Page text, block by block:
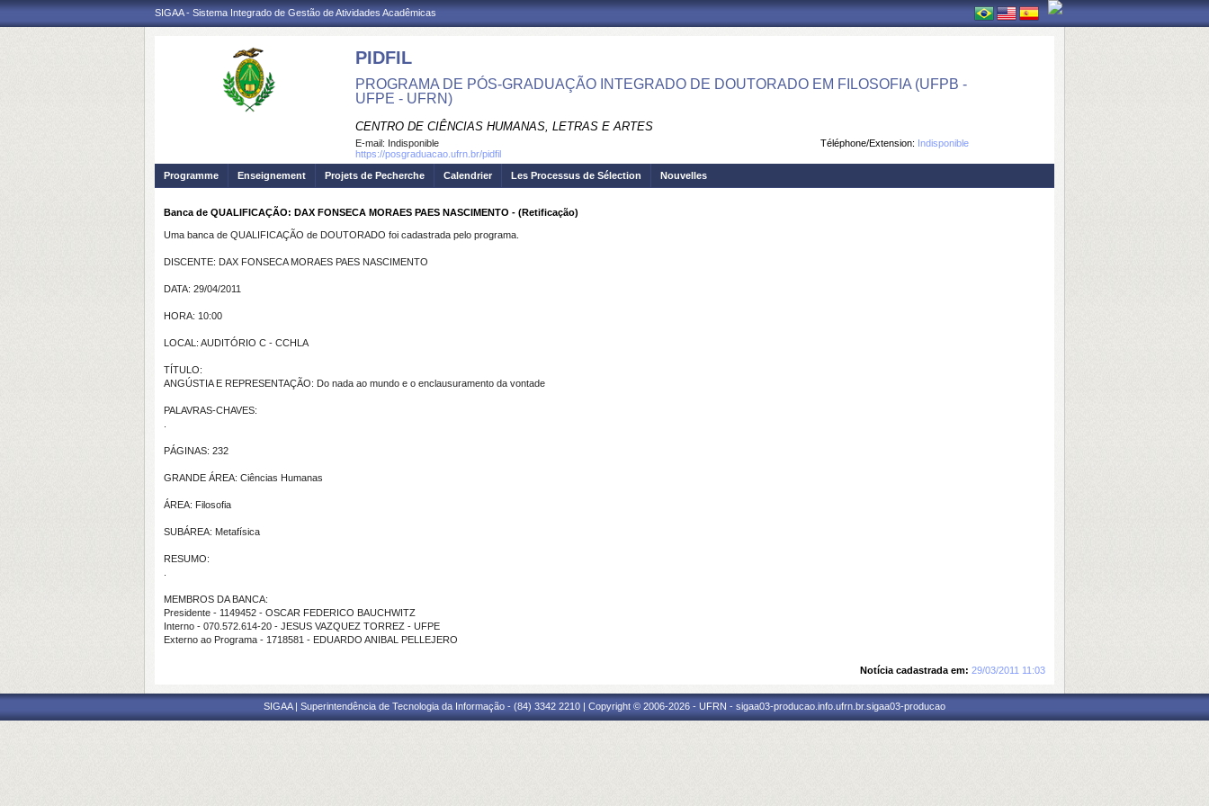
SIGAA - Sistema Integrado de Gestão de Atividades Acadêmicas
PIDFIL
PROGRAMA DE PÓS-GRADUAÇÃO INTEGRADO DE DOUTORADO EM FILOSOFIA (UFPB -
UFPE - UFRN)
CENTRO DE CIÊNCIAS HUMANAS, LETRAS E ARTES
Téléphone/Extension: Indisponible
E-mail: Indisponible
https://posgraduacao.ufrn.br/pidfil
Programme
Enseignement Projets de Pecherche Calendrier Les Processus de Sélection Nouvelles
Banca de QUALIFICAÇÃO: DAX FONSECA MORAES PAES NASCIMENTO - (Retificação)
Uma banca de QUALIFICAÇÃO de DOUTORADO foi cadastrada pelo programa.
DISCENTE: DAX FONSECA MORAES PAES NASCIMENTO
DATA: 29/04/2011
HORA: 10:00
LOCAL: AUDITÓRIO C - CCHLA
TÍTULO:
ANGÚSTIA E REPRESENTAÇÃO: Do nada ao mundo e o enclausuramento da vontade
PALAVRAS-CHAVES:
PÁGINAS: 232
GRANDE ÁREA: Ciências Humanas
ÁREA: Filosofia
SUBÁREA: Metafísica
RESUMO:
MEMBROS DA BANCA:
Presidente - 1149452 - OSCAR FEDERICO BAUCHWITZ
Interno - 070.572.614-20 - JESUS VAZQUEZ TORREZ - UFPE
Externo ao Programa - 1718581 - EDUARDO ANIBAL PELLEJERO
Notícia cadastrada em: 29/03/2011 11:03
SIGAA | Superintendência de Tecnologia da Informação - (84) 3342 2210 | Copyright © 2006-2026 - UFRN - sigaa03-producao.info.ufrn.br.sigaa03-producao